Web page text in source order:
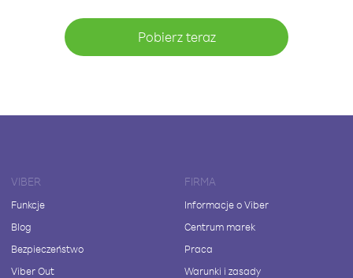
Pobierz teraz
VIBER
Funkcje
Blog
Bezpieczeństwo
Viber Out
FIRMA
Informacje o Viber
Centrum marek
Praca
Warunki i zasady